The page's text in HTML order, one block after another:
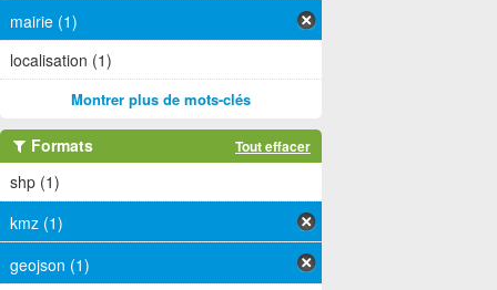
mairie (1)
localisation (1)
Montrer plus de mots-clés
Formats Tout effacer
shp (1)
kmz (1)
geojson (1)